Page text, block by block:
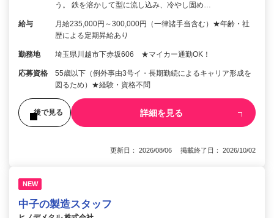
う。 鉄を溶かして型に流し込み、冷やし固め…
給与
月給235,000円～300,000円（一律諸手当含む）★年齢・社
歴による定期昇給あり
勤務地 埼玉県川越市下赤坂606 ★マイカー通勤OK！
応募資格
55歳以下（例外事由3号イ・長期勤続によるキャリア形成を
図るため）★経験・資格不問
後で見る 詳細を見る
更新日： 2026/08/06 掲載終了日： 2026/10/02
NEW
中子の製造スタッフ